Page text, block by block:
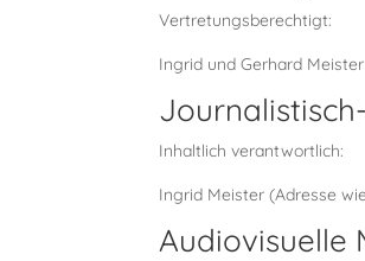
Vertretungsberechtigt:
Ingrid und Gerhard
Inhaltlich verantwortlich:
Ingrid Meister (Adresse
Audiovisuelle